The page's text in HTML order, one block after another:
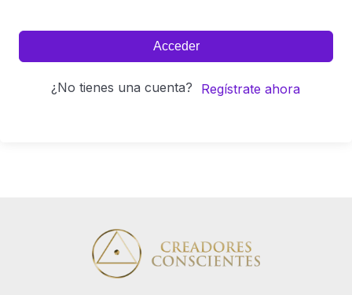
Acceder
¿No tienes una cuenta? Regístrate ahora